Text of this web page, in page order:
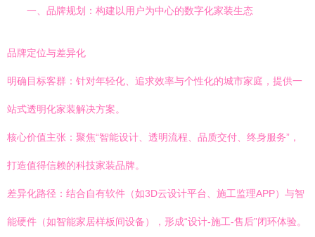
一、品牌规划：构建以用户为中心的数字化家装生态
品牌定位与差异化
明确目标客群：针对年轻化、追求效率与个性化的城市家庭，提供一
站式透明化家装解决方案。
核心价值主张：聚焦“智能设计、透明流程、品质交付、终身服务”，
打造值得信赖的科技家装品牌。
差异化路径：结合自有软件（如3D云设计平台、施工监理APP）与智
能硬件（如智能家居样板间设备），形成“设计-施工-售后”闭环体验。